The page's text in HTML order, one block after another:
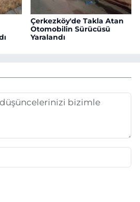
Çerkezköy'de Takla Atan
Otomobilin Sürücüsü
Yaralandı